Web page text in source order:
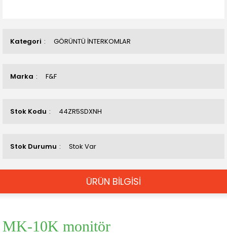
Kategori GÖRÜNTÜ İNTERKOMLAR
Marka F&F
Stok Kodu 44ZR5SDXNH
Stok Durumu Stok Var
ÜRÜN BİLGİSİ
MK-10K monitör